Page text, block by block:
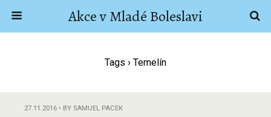
Akce v Mladé Boleslavi
Tags › Temelín
27.11.2016 • BY SAMUEL PACEK